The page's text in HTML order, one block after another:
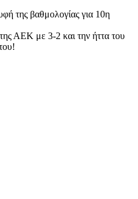
της βαθμολογίας για 10η
ΑΕΚ με 3-2 και την ήττα του